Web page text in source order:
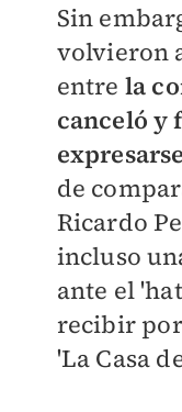
Sin
volvieron
entre la
canceló y
de
Ricardo
incluso
ante el
recibir
'La Casa